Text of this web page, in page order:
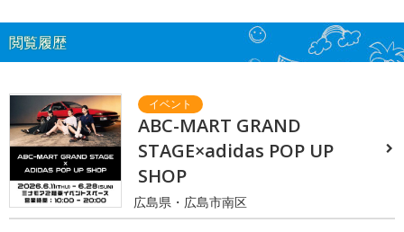
閲覧履歴
ABC-MART GRAND
STAGE×adidas POP UP
SHOP
広島県・広島市南区